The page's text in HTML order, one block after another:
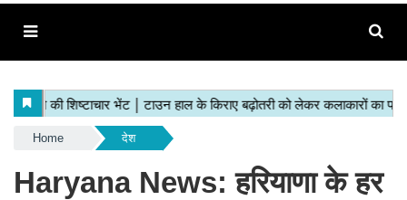
Home देश
Haryana News: हरियाणा के हर